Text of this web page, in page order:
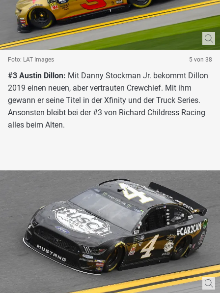
Foto: LAT Images 5 von 38
#3 Austin Dillon: Mit Danny Stockman Jr. bekommt Dillon
2019 einen neuen, aber vertrauten Crewchief. Mit ihm
gewann er seine Titel in der Xfinity und der Truck Series.
Ansonsten bleibt bei der #3 von Richard Childress Racing
alles beim Alten.